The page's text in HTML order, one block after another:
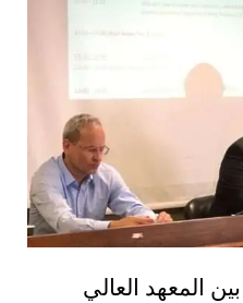
المعهد العالي